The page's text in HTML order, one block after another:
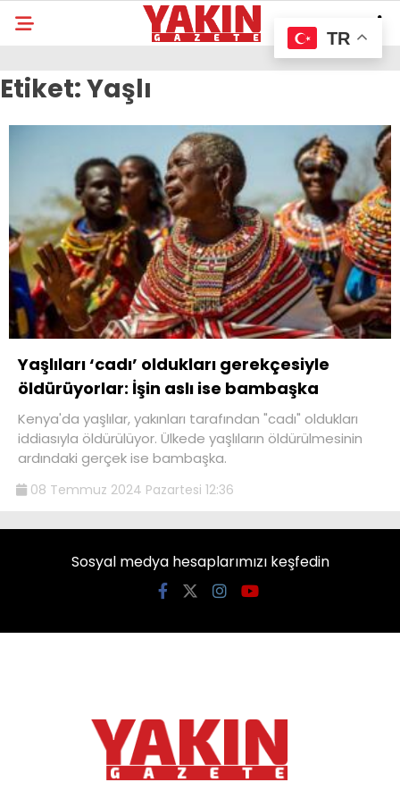
Etiket:Yaşlı
Yaşlıları ‘cadı’ oldukları gerekçesiyle
öldürüyorlar: İşin aslı ise bambaşka
Kenya'da yaşlılar, yakınları tarafından "cadı" oldukları
iddiasıyla öldürülüyor. Ülkede yaşlıların öldürülmesinin
ardındaki gerçek ise bambaşka.
08 Temmuz 2024 Pazartesi 12:36
Sosyal medya hesaplarımızı keşfedin
TR